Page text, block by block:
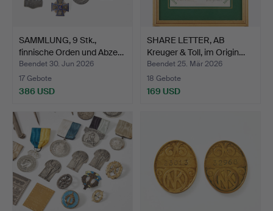
SAMMLUNG, 9 Stk.,
finnische Orden und Abze…
Beendet 30. Jun 2026
17 Gebote
386 USD
SHARE LETTER, AB
Kreuger & Toll, im Origin…
Beendet 25. Mär 2026
18 Gebote
169 USD